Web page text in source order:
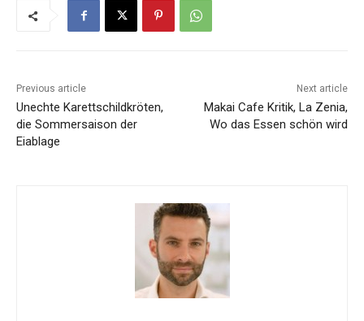
Previous article
Unechte Karettschildkröten,
die Sommersaison der
Eiablage
Next article
Makai Cafe Kritik, La Zenia,
Wo das Essen schön wird